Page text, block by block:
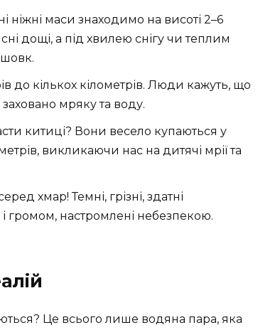
ніжні маси знаходимо на висоті 2–6
дощі, а під хвилею снігу чи теплим
до кількох кілометрів. Люди кажуть, що
мряку та воду.
китиці? Вони весело купаються у
викликаючи нас на дитячі мрії та
хмар! Темні, грізні, здатні
настромлені небезпекою.
Це всього лише водяна пара, яка